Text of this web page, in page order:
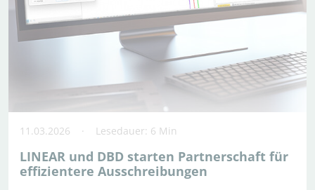
11.03.2026 Lesedauer: 6 Min
LINEAR und DBD starten Partnerschaft für
effizientere Ausschreibungen